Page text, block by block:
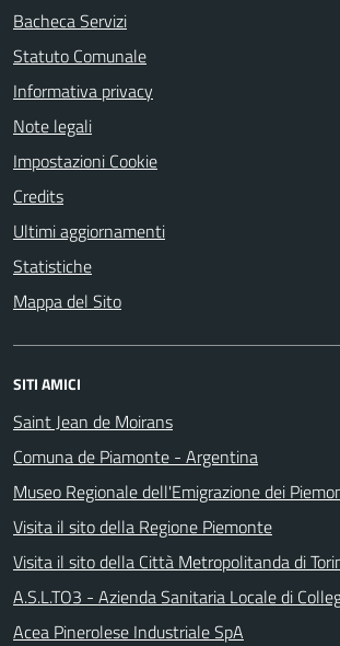
Bacheca Servizi
Statuto Comunale
Informativa privacy
Note legali
Impostazioni Cookie
Credits
Ultimi aggiornamenti
Statistiche
Mappa del Sito
SITI AMICI
Saint Jean de Moirans
Comuna de Piamonte - Argentina
Museo Regionale dell'Emigrazione dei
Visita il sito della Regione Piemonte
Visita il sito della Città Metropolitanda di
A.S.L.TO3 - Azienda Sanitaria Locale di
Acea Pinerolese Industriale SpA